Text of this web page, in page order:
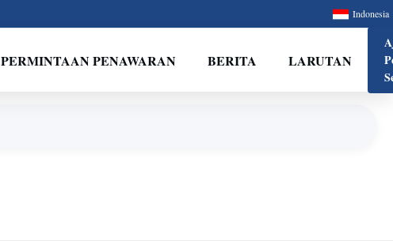
Indonesia
PERMINTAAN PENAWARAN BERITA LARUTAN